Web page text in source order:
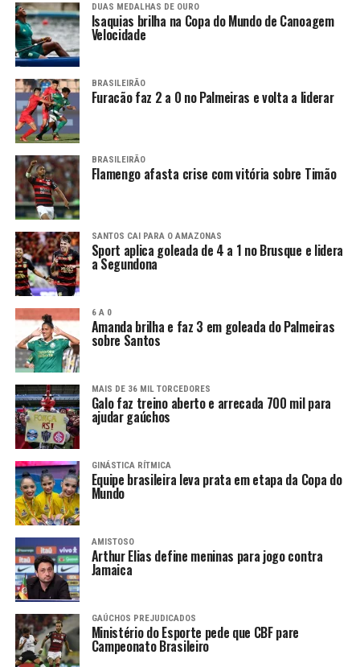
DUAS MEDALHAS DE OURO
Isaquias brilha na Copa do Mundo de Canoagem
Velocidade
BRASILEIRÃO
Furacão faz 2 a 0 no Palmeiras e volta a liderar
BRASILEIRÃO
Flamengo afasta crise com vitória sobre Timão
SANTOS CAI PARA O AMAZONAS
Sport aplica goleada de 4 a 1 no Brusque e lidera
a Segundona
6 A 0
Amanda brilha e faz 3 em goleada do Palmeiras
sobre Santos
MAIS DE 36 MIL TORCEDORES
Galo faz treino aberto e arrecada 700 mil para
ajudar gaúchos
GINÁSTICA RÍTMICA
Equipe brasileira leva prata em etapa da Copa do
Mundo
AMISTOSO
Arthur Elias define meninas para jogo contra
Jamaica
GAÚCHOS PREJUDICADOS
Ministério do Esporte pede que CBF pare
Campeonato Brasileiro